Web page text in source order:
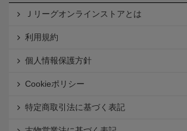
Ｊリーグオンラインストアとは
利用規約
個人情報保護方針
Cookieポリシー
特定商取引法に基づく表記